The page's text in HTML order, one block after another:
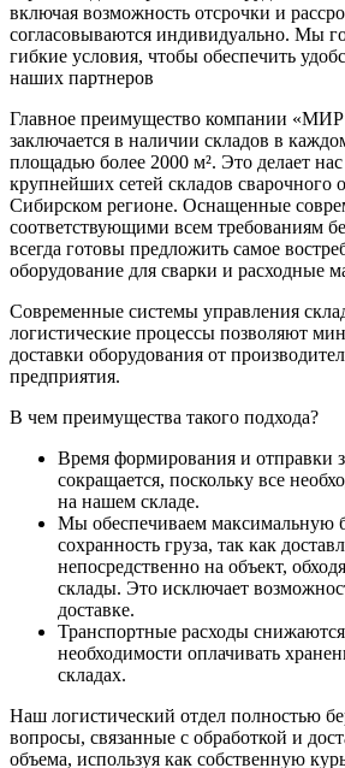
включая возможность отсрочки и
согласовываются индивидуально. Мы
гибкие условия, чтобы обеспечить
наших партнеров
Главное преимущество компании
заключается в наличии складов в
площадью более 2000 м². Это делает
крупнейших сетей складов сварочного
Сибирском регионе. Оснащенные
соответствующими всем требованиям
всегда готовы предложить самое
оборудование для сварки и расходные
Современные системы управления
логистические процессы позволяют
доставки оборудования от
предприятия.
В чем преимущества такого подхода?
Время формирования и отправки
сокращается, поскольку все
на нашем складе.
Мы обеспечиваем максимальную
сохранность груза, так как
непосредственно на объект,
склады. Это исключает
доставке.
Транспортные расходы
необходимости оплачивать
складах.
Наш логистический отдел полностью
вопросы, связанные с обработкой и
объема, используя как собственную